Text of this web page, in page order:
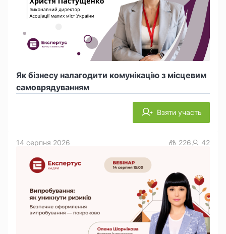
Як бізнесу налагодити комунікацію з місцевим
самоврядуванням
Взяти участь
14 серпня 2026 226 42